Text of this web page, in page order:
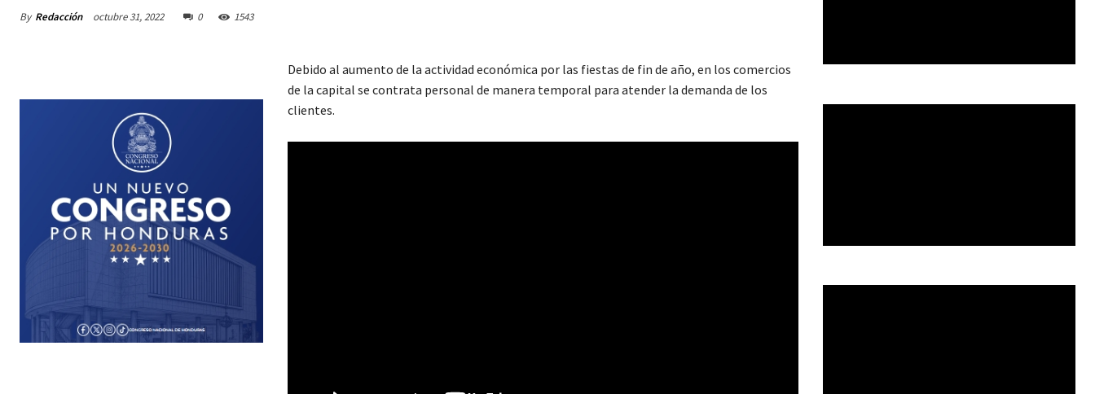
By Redacción octubre 31, 2022 0 1543
Debido al aumento de la actividad económica por las fiestas de fin de año, en los comercios
de la capital se contrata personal de manera temporal para atender la demanda de los
clientes.